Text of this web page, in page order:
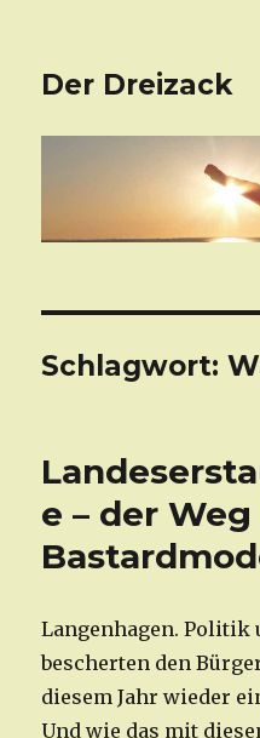
Der Dreizack
Schlagwort:
e – der
Langenhagen. Politik
bescherten den
diesem Jahr wieder
Und wie das mit